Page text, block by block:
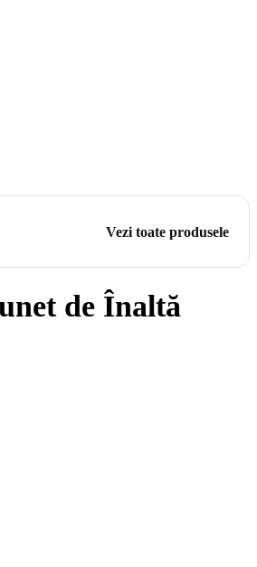
Vezi toate produsele
de Înaltă